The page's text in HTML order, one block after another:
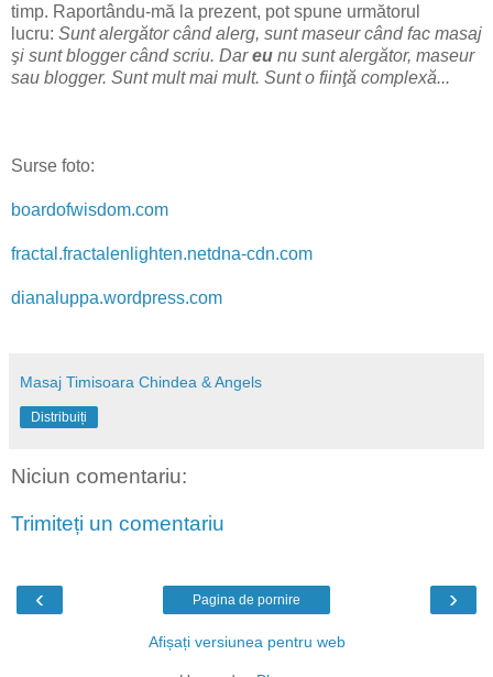
timp. Raportându-mă la prezent, pot spune următorul
lucru: Sunt alergător când alerg, sunt maseur când fac masaj
şi sunt blogger când scriu. Dareu nu sunt alergător, maseur
sau blogger. Sunt mult mai mult. Sunt o fiinţă complexă...
Surse foto:
boardofwisdom.com
fractal.fractalenlighten.netdna-cdn.com
dianaluppa.wordpress.com
Masaj Timisoara Chindea & Angels
Distribuiți
Niciun comentariu:
Trimiteți un comentariu
‹ ›
Pagina de pornire
Afișați versiunea pentru web